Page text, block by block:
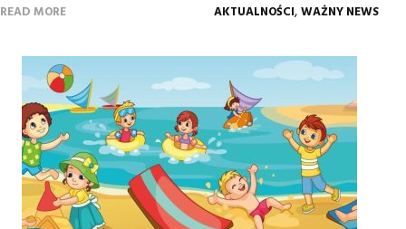
READ MORE AKTUALNOŚCI,WAŻNY NEWS